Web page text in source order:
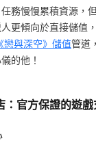
務慢慢累積資源，
更傾向於直接儲值
《戀與深空》儲值管道
的他！
官方保證的遊戲